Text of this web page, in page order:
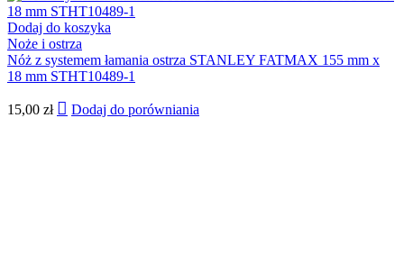
Dodaj do koszyka
Noże i ostrza
Nóż z systemem łamania ostrza STANLEY FATMAX 155 mm x
18 mm STHT10489-1
15,00 zł Dodaj do porówniania